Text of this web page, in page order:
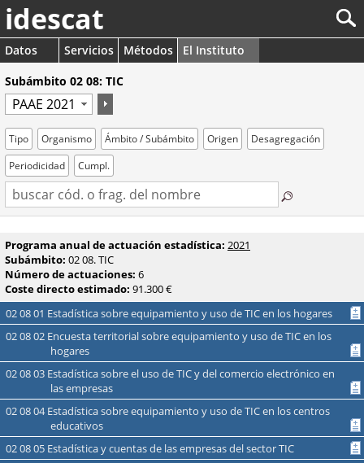
idescat
Datos Servicios Métodos
El Instituto
Subámbito 02 08: TIC
Tipo Organismo Ámbito / Subámbito Origen
Desagregación
Periodicidad
Cumpl.
Programa anual de actuación estadística: 2021
Subámbito: 02 08. TIC
Número de actuaciones: 6
Coste directo estimado: 91.300 €
02 08 01 Estadística sobre equipamiento y uso de TIC en los hogares
02 08 02 Encuesta territorial sobre equipamiento y uso de TIC en los
hogares
02 08 03 Estadística sobre el uso de TIC y del comercio electrónico en
las empresas
02 08 04 Estadística sobre equipamiento y uso de TIC en los centros
educativos
02 08 05 Estadística y cuentas de las empresas del sector TIC